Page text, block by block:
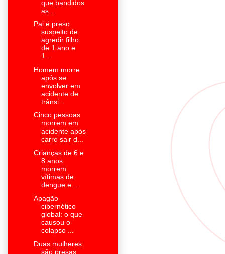
que bandidos
as...
Pai é preso
suspeito de
agredir filho
de 1 ano e
1...
Homem morre
após se
envolver em
acidente de
trânsi...
Cinco pessoas
morrem em
acidente após
carro sair d...
Crianças de 6 e
8 anos
morrem
vítimas de
dengue e ...
Apagão
cibernético
global: o que
causou o
colapso ...
Duas mulheres
são presas